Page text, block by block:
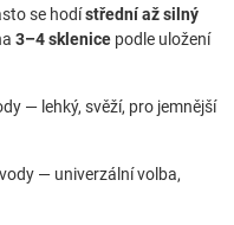
se hodístřední až silný
3–4 sklenice podle uložení
— lehký, svěží, pro jemnější
— univerzální volba,